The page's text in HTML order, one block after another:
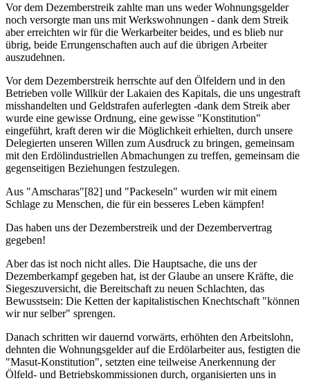
Vor dem Dezemberstreik zahlte man uns weder Wohnungsgelder
noch versorgte man uns mit Werkswohnungen - dank dem Streik
aber erreichten wir für die Werkarbeiter beides, und es blieb nur
übrig, beide Errungenschaften auch auf die übrigen Arbeiter
auszudehnen.
Vor dem Dezemberstreik herrschte auf den Ölfeldern und in den
Betrieben volle Willkür der Lakaien des Kapitals, die uns ungestraft
misshandelten und Geldstrafen auferlegten -dank dem Streik aber
wurde eine gewisse Ordnung, eine gewisse "Konstitution"
eingeführt, kraft deren wir die Möglichkeit erhielten, durch unsere
Delegierten unseren Willen zum Ausdruck zu bringen, gemeinsam
mit den Erdölindustriellen Abmachungen zu treffen, gemeinsam die
gegenseitigen Beziehungen festzulegen.
Aus "Amscharas"[82] und "Packeseln" wurden wir mit einem
Schlage zu Menschen, die für ein besseres Leben kämpfen!
Das haben uns der Dezemberstreik und der Dezembervertrag
gegeben!
Aber das ist noch nicht alles. Die Hauptsache, die uns der
Dezemberkampf gegeben hat, ist der Glaube an unsere Kräfte, die
Siegeszuversicht, die Bereitschaft zu neuen Schlachten, das
Bewusstsein: Die Ketten der kapitalistischen Knechtschaft "können
wir nur selber" sprengen.
Danach schritten wir dauernd vorwärts, erhöhten den Arbeitslohn,
dehnten die Wohnungsgelder auf die Erdölarbeiter aus, festigten die
"Masut-Konstitution", setzten eine teilweise Anerkennung der
Ölfeld- und Betriebskommissionen durch, organisierten uns in